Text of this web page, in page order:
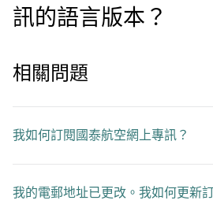
訊的語言版本？
相關問題
我如何訂閱國泰航空網上專訊？
我的電郵地址已更改。我如何更新